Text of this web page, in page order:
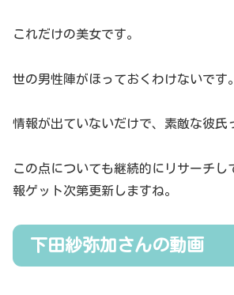
これだけの美女です。
世の男性陣がほっておくわけないです。
情報が出ていないだけで、素敵な彼氏
この点についても継続的にリサーチし
報ゲット次第更新しますね。
下田紗弥加さんの動画